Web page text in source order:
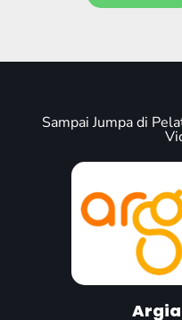
Sampai Jumpa di